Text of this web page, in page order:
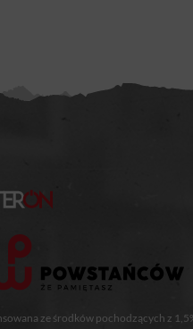
ze środków pochodzących z